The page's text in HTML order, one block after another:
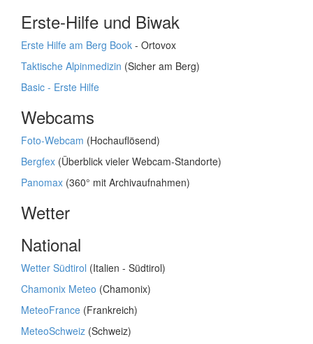
Erste-Hilfe und Biwak
Erste Hilfe am Berg Book - Ortovox
Taktische Alpinmedizin (Sicher am Berg)
Basic - Erste Hilfe
Webcams
Foto-Webcam (Hochauflösend)
Bergfex (Überblick vieler Webcam-Standorte)
Panomax (360° mit Archivaufnahmen)
Wetter
National
Wetter Südtirol (Italien - Südtirol)
Chamonix Meteo (Chamonix)
MeteoFrance (Frankreich)
MeteoSchweiz (Schweiz)